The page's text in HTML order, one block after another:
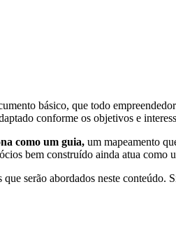
básico, que todo
conforme os objetivos e
como um guia, um mapeamento
bem construído ainda atua como
serão abordados neste conteúdo.